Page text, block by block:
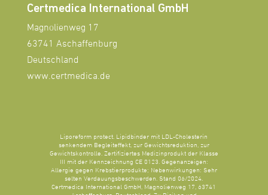
Certmedica International GmbH
Magnolienweg 17
63741 Aschaffenburg
Deutschland
www.certmedica.de
Liporeform protect. Lipidbinder mit LDL-Cholesterin
senkendem Begleiteffekt, zur Gewichtsreduktion, zur
Gewichtskontrolle. Zertifiziertes Medizinprodukt der Klasse
III mit der Kennzeichnung CE 0123. Gegenanzeigen:
Allergie gegen Krebstierprodukte; Nebenwirkungen: Sehr
selten Verdauungsbeschwerden. Stand 06/2024.
Certmedica International GmbH, Magnolienweg 17, 63741